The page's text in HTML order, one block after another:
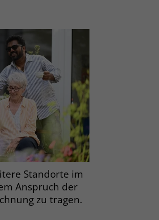
Standorte im
Anspruch der
zu tragen.